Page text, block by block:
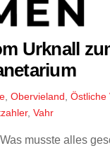
Urknall
Obervieland Östliche
, Vahr
musste alles